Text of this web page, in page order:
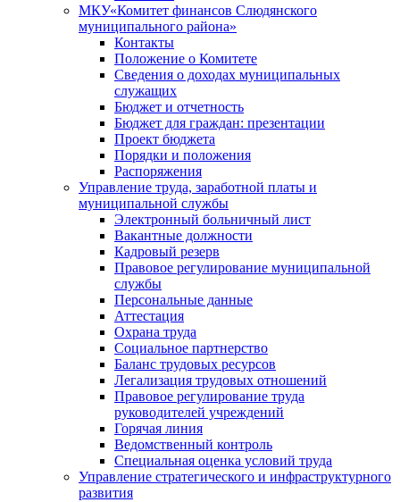
МКУ«Комитет финансов Слюдянского
муниципального района»
Контакты
Положение о Комитете
Сведения о доходах муниципальных
служащих
Бюджет и отчетность
Бюджет для граждан: презентации
Проект бюджета
Порядки и положения
Распоряжения
Управление труда, заработной платы и
муниципальной службы
Электронный больничный лист
Вакантные должности
Кадровый резерв
Правовое регулирование муниципальной
службы
Персональные данные
Аттестация
Охрана труда
Социальное партнерство
Баланс трудовых ресурсов
Легализация трудовых отношений
Правовое регулирование труда
руководителей учреждений
Горячая линия
Ведомственный контроль
Специальная оценка условий труда
Управление стратегического и инфраструктурного
развития